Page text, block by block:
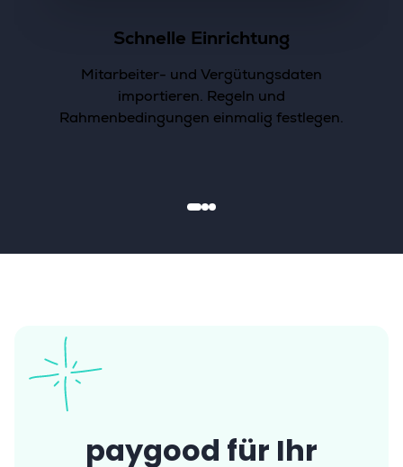
Schnelle Einrichtung
Mitarbeiter- und Vergütungsdaten
importieren. Regeln und
Rahmenbedingungen einmalig festlegen.
paygood für Ihr